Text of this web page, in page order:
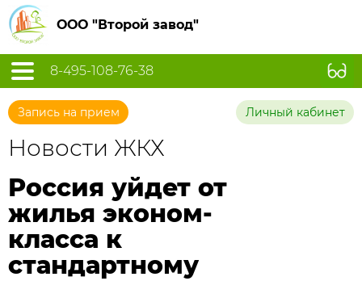
ООО "Второй завод"
8-495-108-76-38
Запись на прием Личный кабинет
Новости ЖКХ
Россия уйдет от
жилья эконом-
класса к
стандартному